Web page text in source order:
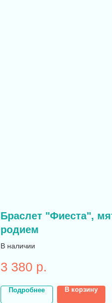
Браслет "Фиеста",
родием
В наличии
3 380 р.
Подробнее В корзину